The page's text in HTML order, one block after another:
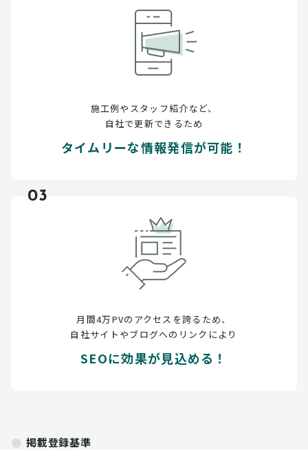
施工例やスタッフ紹介など、
自社で更新できるため
タイムリーな情報発信が可能！
03
月間4万PVのアクセスを誇るため、
自社サイトやブログへのリンクにより
SEOに効果が見込める！
掲載登録基準